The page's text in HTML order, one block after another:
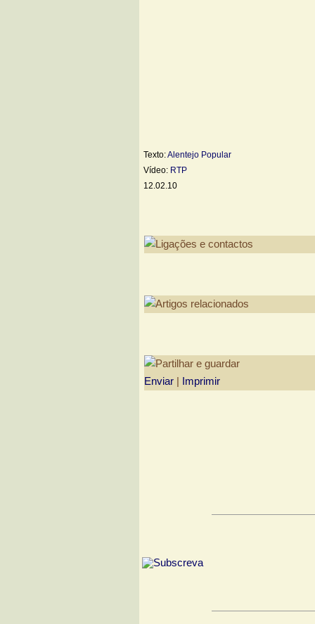
Texto:Alentejo Popular
Vídeo: RTP
12.02.10
Enviar Imprimir